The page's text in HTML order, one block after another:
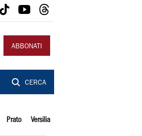
ABBONATI
CERCA
Prato Versilia